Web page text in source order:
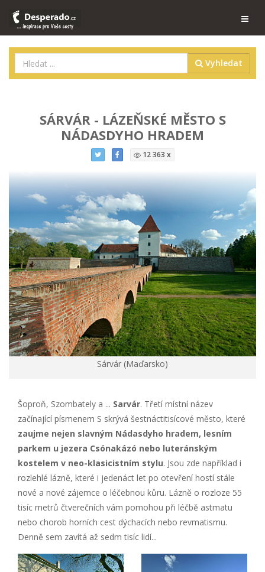
Vyhledat
SÁRVÁR - LÁZEŇSKÉ MĚSTO S
NÁDASDYHO HRADEM
12 363 x
Sárvár (Maďarsko)
Šoproň, Szombately a ... Sarvár. Třetí místní název
začínající písmenem S skrývá šestnáctitisícové město, které
zaujme nejen slavným Nádasdyho hradem, lesním
parkem u jezera Csónakázó nebo luteránským
kostelem v neo-klasicistním stylu. Jsou zde například i
rozlehlé lázně, které i jedenáct let po otevření hostí stále
nové a nové zájemce o léčebnou kůru. Lázně o rozloze 55
tisíc metrů čtverečních vám pomohou při léčbě astmatu
nebo chorob horních cest dýchacích nebo revmatismu.
Denně sem zavítá až sedm tisíc lidí...